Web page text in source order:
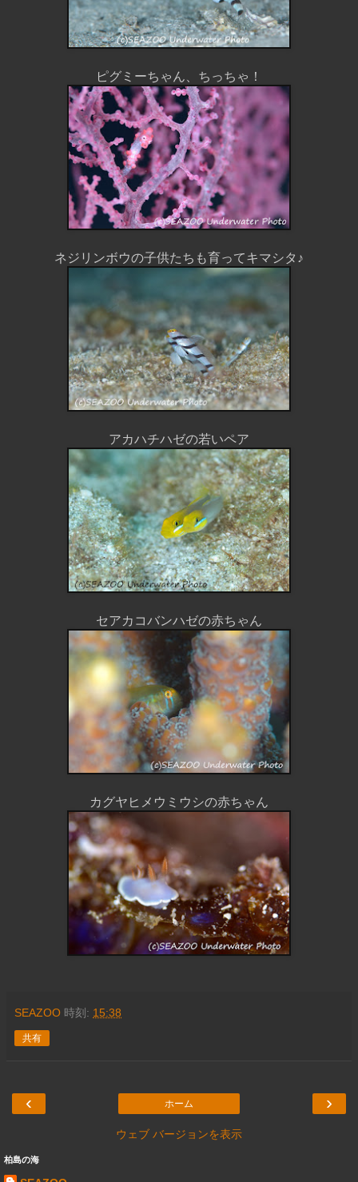
ピグミーちゃん、ちっちゃ！
ネジリンボウの子供たちも育ってキマシタ♪
アカハチハゼの若いペア
セアカコバンハゼの赤ちゃん
カグヤヒメウミウシの赤ちゃん
SEAZOO 時刻: 15:38
共有
‹ ›
ホーム
ウェブ バージョンを表示
柏島の海